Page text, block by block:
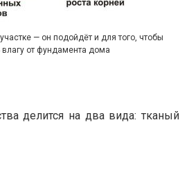
— он подойдёт и для того, чтобы
от фундамента дома
делится на два вида: тканый